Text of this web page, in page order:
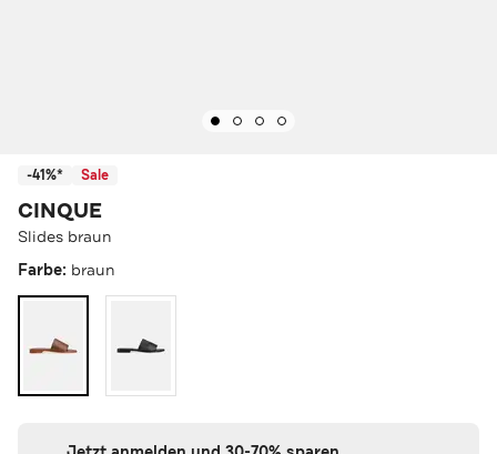
-41%* Sale
CINQUE
Slides braun
Farbe: braun